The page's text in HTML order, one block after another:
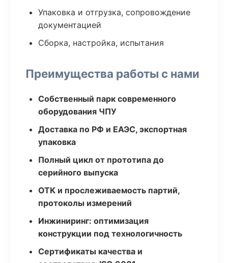
Упаковка и отгрузка, сопровождение
документацией
Сборка, настройка, испытания
Преимущества работы с нами
Собственный парк современного
оборудования ЧПУ
Доставка по РФ и ЕАЭС, экспортная
упаковка
Полный цикл от прототипа до
серийного выпуска
ОТК и прослеживаемость партий,
протоколы измерений
Инжиниринг: оптимизация
конструкции под технологичность
Сертификаты качества и